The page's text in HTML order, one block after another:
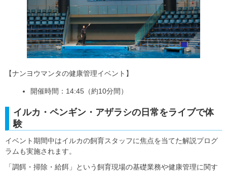
【ナンヨウマンタの健康管理イベント】
開催時間：14:45（約10分間）
イルカ・ペンギン・アザラシの日常をライブで体
験
イベント期間中はイルカの飼育スタッフに焦点を当てた解説プログ
ラムも実施されます。
「調餌・掃除・給餌」という飼育現場の基礎業務や健康管理に関す